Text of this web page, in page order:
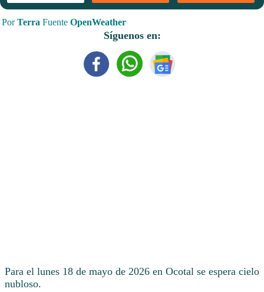
PorTerra Fuente OpenWeather
Síguenos en:
Para el lunes 18 de mayo de 2026 en Ocotal se espera cielo
nubloso.